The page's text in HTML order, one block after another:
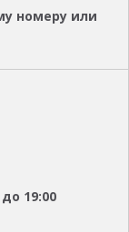
номеру или
19:00